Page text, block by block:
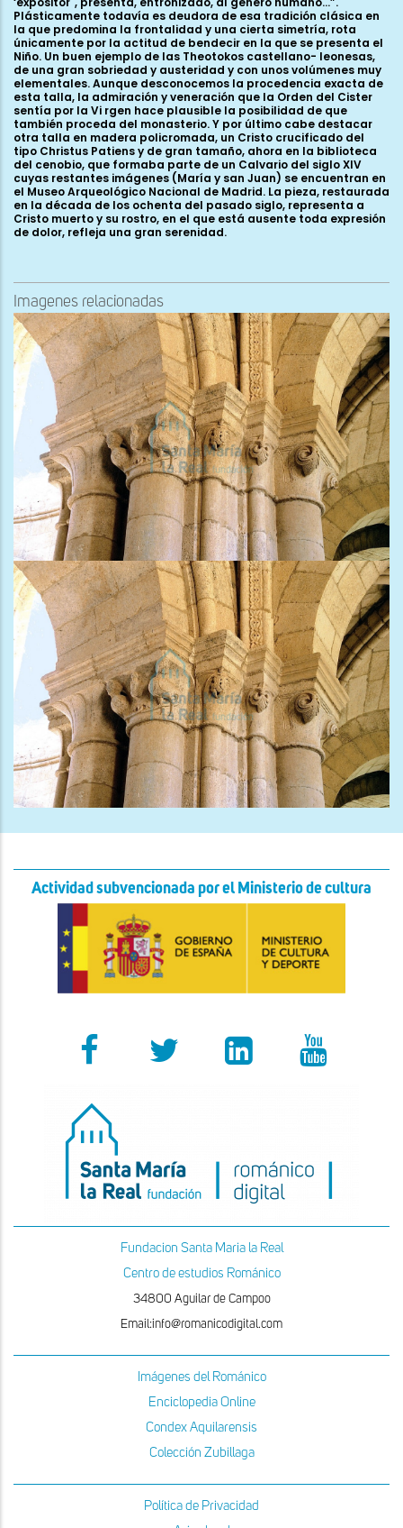
Imagenes relacionadas
Actividad subvencionada por el Ministerio de cultura
Fundacion Santa Maria la Real
Centro de estudios Románico
34800 Aguilar de Campoo
Email:info@romanicodigital.com
Imágenes del Románico
Enciclopedia Online
Condex Aquilarensis
Colección Zubillaga
Política de Privacidad